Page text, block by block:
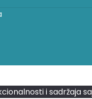
i sadržaja